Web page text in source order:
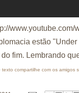
estão
fim. Lembrando
compartilhe com os amigos